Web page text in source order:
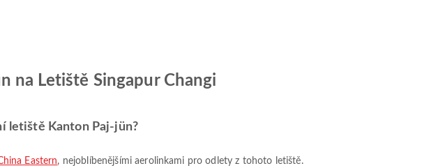
na Letiště Singapur Changi
letiště Kanton Paj-jün?
Eastern, nejoblíbenějšími aerolinkami pro odlety z tohoto letiště.